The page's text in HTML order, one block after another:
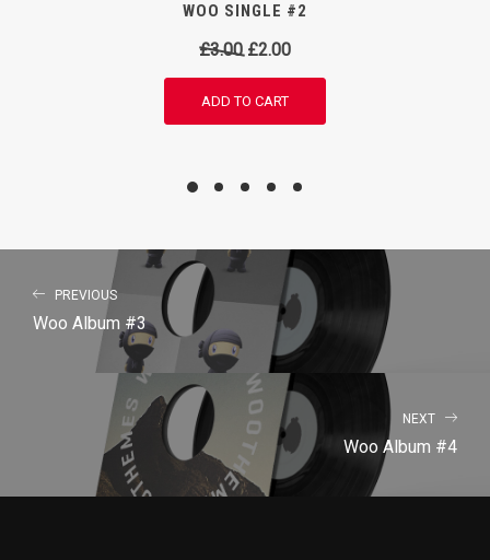
WOO SINGLE #2
£3.00 Original
price
£2.00Current
price
ADD TO CART
PREVIOUS
Woo Album #3
NEXT
Woo Album #4